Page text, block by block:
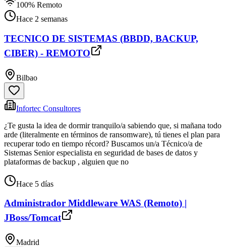
100% Remoto
Hace 2 semanas
TECNICO DE SISTEMAS (BBDD, BACKUP,
CIBER) - REMOTO
Bilbao
Infortec Consultores
¿Te gusta la idea de dormir tranquilo/a sabiendo que, si mañana todo
arde (literalmente en términos de ransomware), tú tienes el plan para
recuperar todo en tiempo récord? Buscamos un/a Técnico/a de
Sistemas Senior especialista en seguridad de bases de datos y
plataformas de backup , alguien que no
Hace 5 días
Administrador Middleware WAS (Remoto) |
JBoss/Tomcat
Madrid